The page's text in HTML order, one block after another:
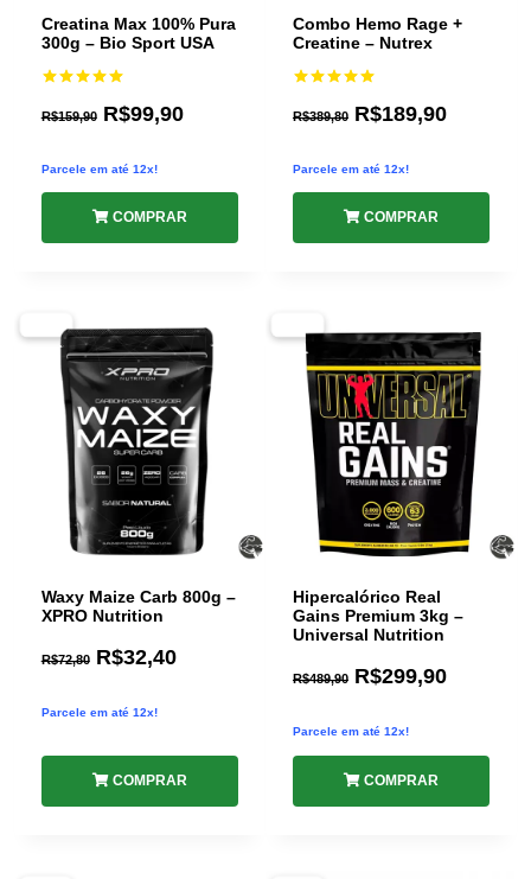
Creatina Max 100% Pura
300g – Bio Sport USA
5.00
R$159,90 R$99,90
Parcele em até 12x!
COMPRAR
Combo Hemo Rage +
Creatine – Nutrex
4.91
R$389,80 R$189,90
Parcele em até 12x!
COMPRAR
Waxy Maize Carb 800g –
XPRO Nutrition
R$72,80 R$32,40
Parcele em até 12x!
COMPRAR
Hipercalórico Real
Gains Premium 3kg –
Universal Nutrition
R$489,90 R$299,90
Parcele em até 12x!
COMPRAR